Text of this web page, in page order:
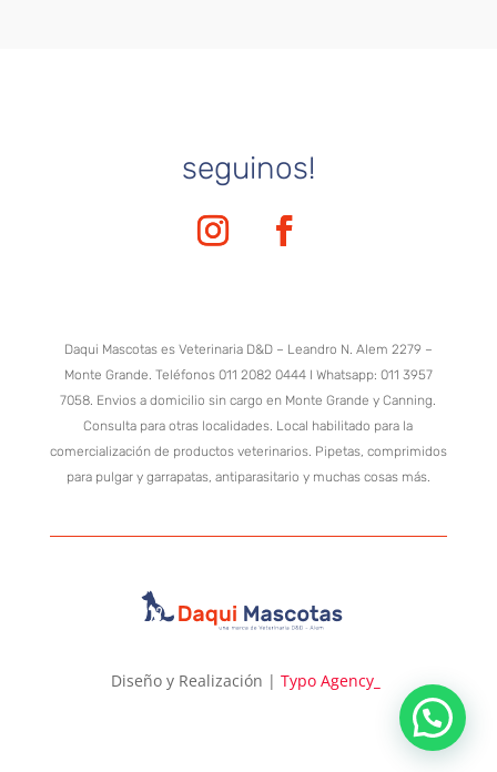
seguinos!
Daqui Mascotas es Veterinaria D&D – Leandro N. Alem 2279 –
Monte Grande. Teléfonos 011 2082 0444 I Whatsapp: 011 3957
7058. Envios a domicilio sin cargo en Monte Grande y Canning.
Consulta para otras localidades. Local habilitado para la
comercialización de productos veterinarios. Pipetas, comprimidos
para pulgar y garrapatas, antiparasitario y muchas cosas más.
Diseño y Realización |Typo Agency